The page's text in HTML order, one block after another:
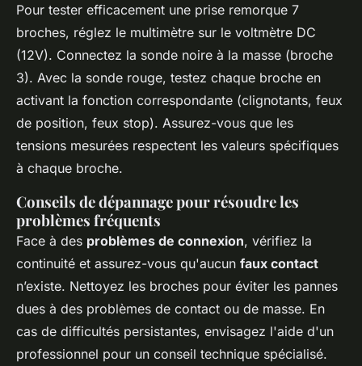
Pour tester efficacement une prise remorque 7
broches, réglez le multimètre sur le voltmètre DC
(12V). Connectez la sonde noire à la masse (broche
3). Avec la sonde rouge, testez chaque broche en
activant la fonction correspondante (clignotants, feux
de position, feux stop). Assurez-vous que les
tensions mesurées respectent les valeurs spécifiques
à chaque broche.
Conseils de dépannage pour résoudre les
problèmes fréquents
Face à des problèmes de connexion, vérifiez la
continuité et assurez-vous qu'aucun faux contact
n’existe. Nettoyez les broches pour éviter les pannes
dues à des problèmes de contact ou de masse. En
cas de difficultés persistantes, envisagez l'aide d'un
professionnel pour un conseil technique spécialisé.